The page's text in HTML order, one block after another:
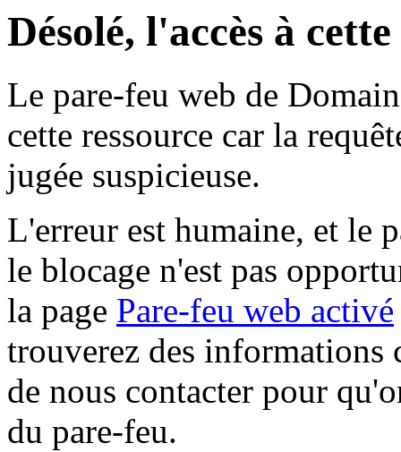
Désolé, l'accès à
Le pare-feu web de
cette ressource car la
jugée suspicieuse.
L'erreur est humaine, et le
le blocage n'est pas
la page Pare-feu web activé
trouverez des informations
de nous contacter pour
du pare-feu.